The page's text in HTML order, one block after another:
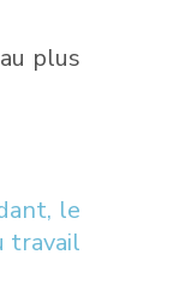
plus
le
travail